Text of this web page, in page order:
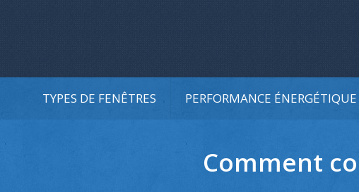
TYPES DE FENÊTRES PERFORMANCE ÉNERGÉTIQUE
Comment